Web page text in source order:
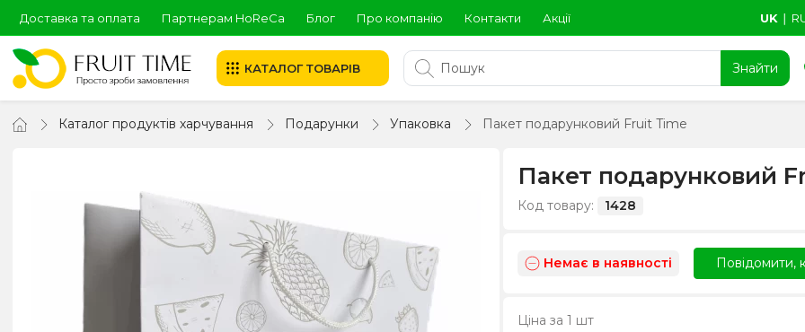
Доставка та оплата Партнерам HoReCa Блог Про компанію Контакти Акції UK ∣
КАТАЛОГ ТОВАРІВ Знайти
Каталог продуктів харчування Подарунки Упаковка Пакет подарунковий Fruit Time
Пакет подарунковий
Код товару: 1428
Немає в наявності Повідомити,
Ціна за 1 шт